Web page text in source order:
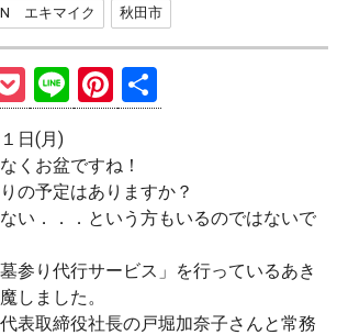
エキマイク 秋田市
P
o
ck
et
Li
n
e
Pi
nt
er
es
t
有
日(月)
くお盆ですね！
の予定はありますか？
い．．．という方もいるのではないで
参り代行サービス」を行っているあき
しました。
表取締役社長の戸堀加奈子さんと常務